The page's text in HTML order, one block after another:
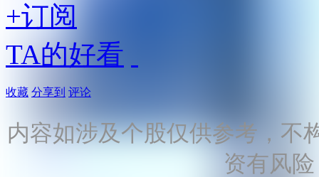
+订阅
TA的好看
收藏 分享到 评论
内容如涉及个股仅供参考，不
资有风